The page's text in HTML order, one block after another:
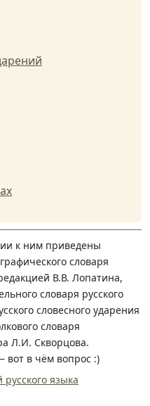
к ним приведены
словаря
В.В. Лопатина,
словаря русского
словесного ударения
словаря
Л.И. Скворцова.
вот в чём вопрос :)
языка